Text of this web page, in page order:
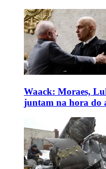
Waack: Moraes,
juntam na hora do